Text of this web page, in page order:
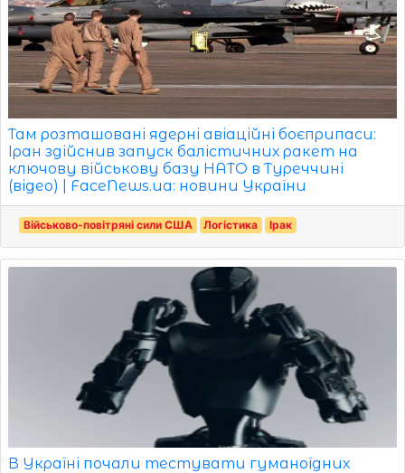
Там розташовані ядерні авіаційні боєприпаси:
Іран здійснив запуск балістичних ракет на
ключову військову базу НАТО в Туреччині
(відео) | FaceNews.ua: новини України
Військово-повітряні сили США Логістика Ірак
В Україні почали тестувати гуманоїдних